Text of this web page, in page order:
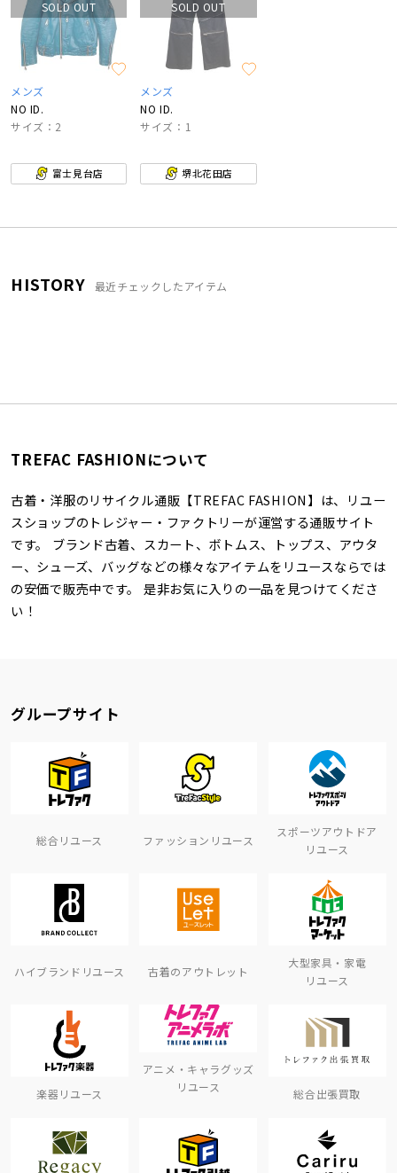
SOLD OUT
メンズ
NO ID.
サイズ：2
富士見台店
SOLD OUT
メンズ
NO ID.
サイズ：1
堺北花田店
HISTORY 最近チェックしたアイテム
TREFAC FASHIONについて
古着・洋服のリサイクル通販【TREFAC FASHION】は、リユー
スショップのトレジャー・ファクトリーが運営する通販サイト
です。 ブランド古着、スカート、ボトムス、トップス、アウタ
ー、シューズ、バッグなどの様々なアイテムをリユースならでは
の安価で販売中です。 是非お気に入りの一品を見つけてくださ
い！
グループサイト
総合リユース ファッションリユース
スポーツアウトドア
リユース
ハイブランドリユース 古着のアウトレット
大型家具・家電
リユース
楽器リユース
アニメ・キャラグッズ
リユース
総合出張買取